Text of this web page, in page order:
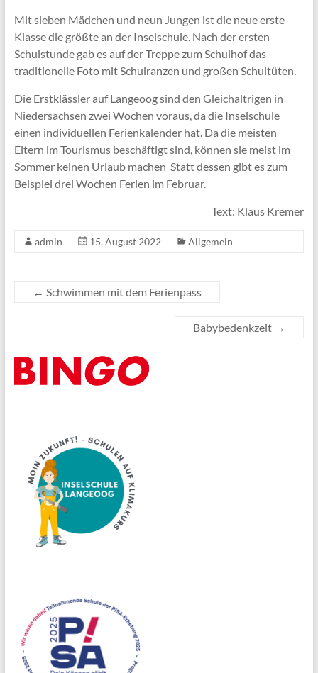
Mit sieben Mädchen und neun Jungen ist die neue erste
Klasse die größte an der Inselschule. Nach der ersten
Schulstunde gab es auf der Treppe zum Schulhof das
traditionelle Foto mit Schulranzen und großen Schultüten.
Die Erstklässler auf Langeoog sind den Gleichaltrigen in
Niedersachsen zwei Wochen voraus, da die Inselschule
einen individuellen Ferienkalender hat. Da die meisten
Eltern im Tourismus beschäftigt sind, können sie meist im
Sommer keinen Urlaub machen Statt dessen gibt es zum
Beispiel drei Wochen Ferien im Februar.
Text: Klaus Kremer
admin 15. August 2022 Allgemein
← Schwimmen mit dem Ferienpass
Babybedenkzeit →